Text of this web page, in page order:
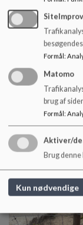
Formål :
Matomo
brug af
Formål:
Aktiver/
Brug
Kun nødvendige